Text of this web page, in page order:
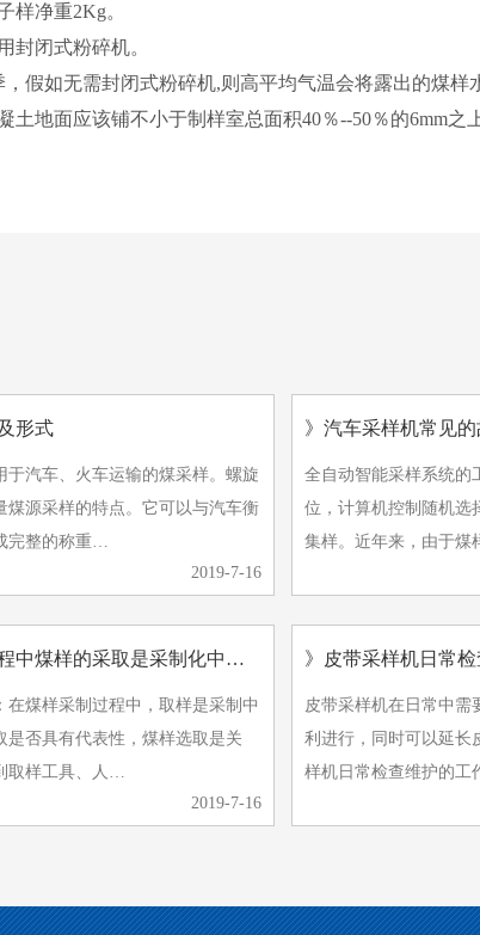
净重2Kg。
闭式粉碎机。
如无需封闭式粉碎机,则高平均气温会将露出的煤样
地面应该铺不小于制样室总面积40％--50％的6mm之上
形式
于汽车、火车运输的煤采样。螺旋
煤源采样的特点。它可以与汽车衡
完整的称重…
2019-7-16
》汽车采样机常见
全自动智能采样系统的
位，计算机控制随机选
集样。近年来，由于
》皮带采样机采样过程中煤样的采取是采制化中的重要环节
在煤样采制过程中，取样是采制中
是否具有代表性，煤样选取是关
取样工具、人…
2019-7-16
》皮带采样机日常
皮带采样机在日常中需
利进行，同时可以延长
样机日常检查维护的